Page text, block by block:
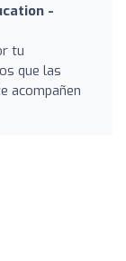
-
tu
que las
acompañen